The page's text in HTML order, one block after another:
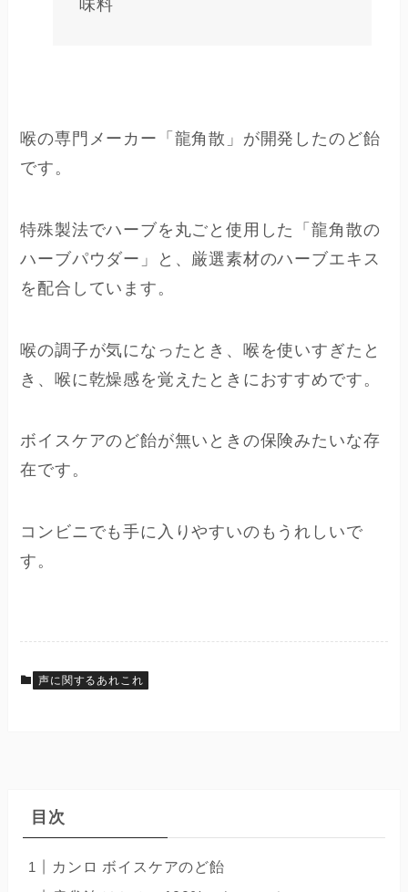
味料
喉の専門メーカー「龍角散」が開発したのど飴
です。
特殊製法でハーブを丸ごと使用した「龍角散の
ハーブパウダー」と、厳選素材のハーブエキス
を配合しています。
喉の調子が気になったとき、喉を使いすぎたと
き、喉に乾燥感を覚えたときにおすすめです。
ボイスケアのど飴が無いときの保険みたいな存
在です。
コンビニでも手に入りやすいのもうれしいで
す。
声に関するあれこれ
目次
カンロ ボイスケアのど飴